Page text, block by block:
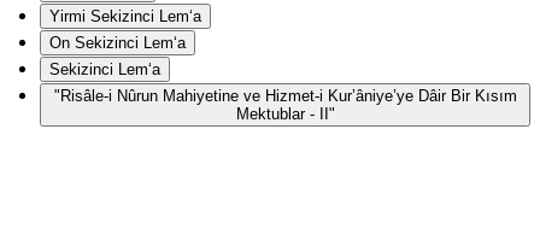
Yirmi Sekizinci Lem‘a
On Sekizinci Lem‘a
Sekizinci Lem‘a
"Risâle-i Nûrun Mahiyetine ve Hizmet-i Kur’âniye’ye Dâir Bir Kısım
Mektublar - II"